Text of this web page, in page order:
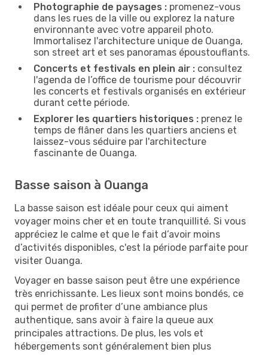
Photographie de paysages : promenez-vous
dans les rues de la ville ou explorez la nature
environnante avec votre appareil photo.
Immortalisez l'architecture unique de Ouanga,
son street art et ses panoramas époustouflants.
Concerts et festivals en plein air : consultez
l'agenda de l’office de tourisme pour découvrir
les concerts et festivals organisés en extérieur
durant cette période.
Explorer les quartiers historiques : prenez le
temps de flâner dans les quartiers anciens et
laissez-vous séduire par l'architecture
fascinante de Ouanga.
Basse saison à Ouanga
La basse saison est idéale pour ceux qui aiment
voyager moins cher et en toute tranquillité. Si vous
appréciez le calme et que le fait d’avoir moins
d’activités disponibles, c'est la période parfaite pour
visiter Ouanga.
Voyager en basse saison peut être une expérience
très enrichissante. Les lieux sont moins bondés, ce
qui permet de profiter d’une ambiance plus
authentique, sans avoir à faire la queue aux
principales attractions. De plus, les vols et
hébergements sont généralement bien plus